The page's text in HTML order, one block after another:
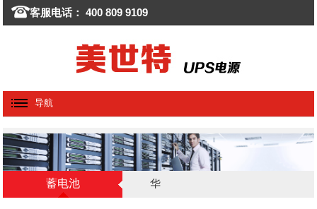
客服电话： 400 809 9109
导航
蓄电池 华